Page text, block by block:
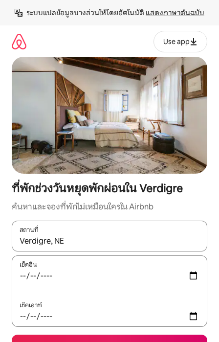
เนื้อหา
ระบบแปลข้อมูลบางส่วนให้โดยอัตโนมัติ แสดงภาษาต้นฉบับ
Use app
ที่พักช่วงวันหยุดพักผ่อนใน Verdigre
ค้นหาและจองที่พักไม่เหมือนใครใน Airbnb
สถานที่
ใช้ลูกศรขึ้นลง หรือใช้การสัมผัสหรือปัด เพื่อสำรวจผลการค้นหา
เช็คอิน
เช็คเอาท์